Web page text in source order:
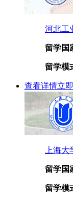
河北工
留学国
留学模
查看详情立
上海
留学国
留学模